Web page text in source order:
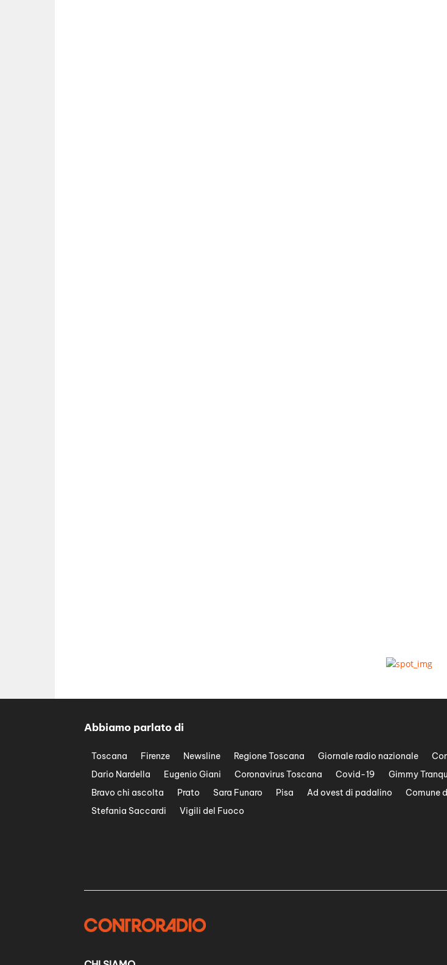
Abbiamo parlato di
Toscana Firenze Newsline Regione Toscana Giornale radio nazionale
Dario Nardella
Eugenio Giani Coronavirus Toscana Covid-19 Gimmy
Bravo chi ascolta
Prato Sara Funaro Pisa Ad ovest di padalino
Comune
Stefania Saccardi
Vigili del Fuoco